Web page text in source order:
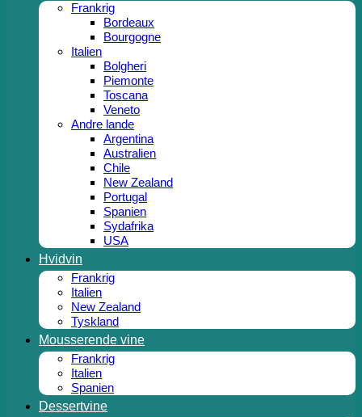
Frankrig
Bordeaux
Bourgogne
Italien
Bolgheri
Piemonte
Toscana
Veneto
Andre lande
Argentina
Australien
Chile
New Zealand
Portugal
Spanien
Sydafrika
USA
Hvidvin
Frankrig
Italien
New Zealand
Tyskland
Mousserende vine
Frankrig
Italien
Spanien
Dessertvine